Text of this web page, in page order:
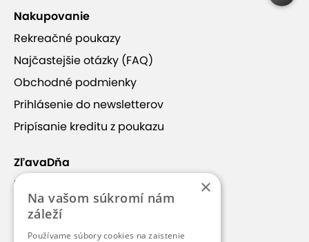
Nakupovanie
Rekreačné poukazy
Najčastejšie otázky (FAQ)
Obchodné podmienky
Prihlásenie do newsletterov
Pripísanie kreditu z poukazu
ZľavaDňa
Náš príbeh
Kontakt
Kariéra
×
Na vašom súkromí nám
záleží
Používame súbory cookies na zaistenie